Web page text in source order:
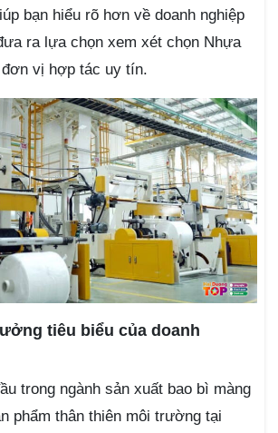
bạn hiểu rõ hơn về doanh nghiệp
ra lựa chọn xem xét chọn Nhựa
đơn vị hợp tác uy tín.
tiêu biểu của doanh
trong ngành sản xuất bao bì màng
phẩm thân thiên môi trường tại